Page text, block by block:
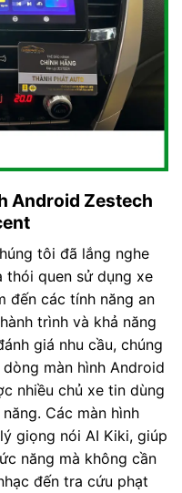
Android Zestech
tôi đã lắng nghe
thói quen sử dụng xe
đến các tính năng an
trình và khả năng
giá nhu cầu, chúng
màn hình Android
nhiều chủ xe tin dùng
Các màn hình
giọng nói AI Kiki, giúp
năng mà không cần
đến tra cứu phạt